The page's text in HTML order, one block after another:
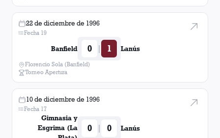
22 de diciembre de 1996
Fecha 19
Banfield 0 | 1 Lanús
Florencio Sola (Banfield)
Torneo Apertura
10 de diciembre de 1996
Fecha 17
Gimnasia y
Esgrima (La
0 | 0 Lanús